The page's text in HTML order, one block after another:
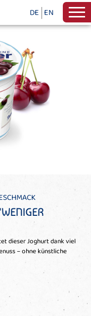
DE EN
dieser Joghurt dank viel
– ohne künstliche